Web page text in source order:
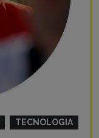
TECNOLOGIA